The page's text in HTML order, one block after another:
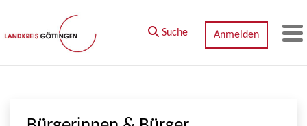
Zum Hauptinhalt springen
Suche Anmelden